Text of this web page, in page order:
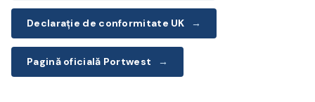
Declarație de conformitate UK →
Pagină oficială Portwest →